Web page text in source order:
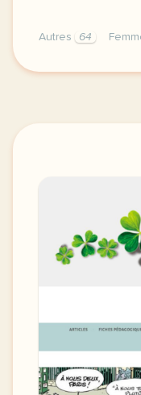
Autres 64
aujourd hui c